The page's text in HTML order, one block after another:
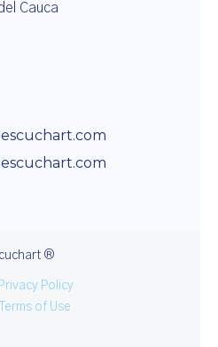
Cauca​​
®
Privacy Policy
Terms of Use